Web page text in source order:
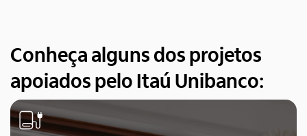
Conheça alguns dos projetos
apoiados peloItaú Unibanco: